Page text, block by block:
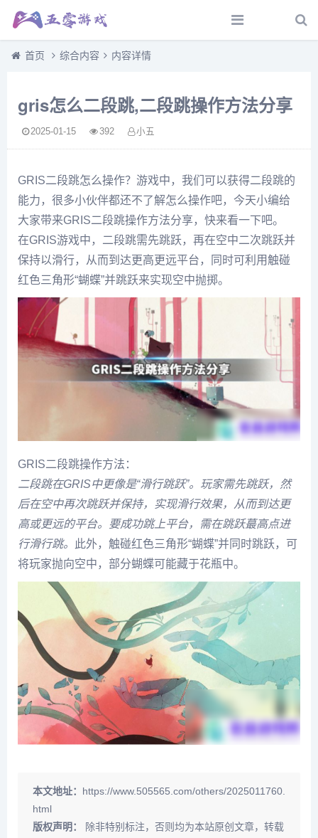
首页 综合内容 内容详情
gris怎么二段跳,二段跳操作方法分享
2025-01-15 392 小五
GRIS二段跳怎么操作？游戏中，我们可以获得二段跳的
能力，很多小伙伴都还不了解怎么操作吧，今天小编给
大家带来GRIS二段跳操作方法分享，快来看一下吧。
在GRIS游戏中，二段跳需先跳跃，再在空中二次跳跃并
保持以滑行，从而到达更高更远平台，同时可利用触碰
红色三角形“蝴蝶”并跳跃来实现空中抛掷。
GRIS二段跳操作方法：
二段跳在GRIS中更像是“滑行跳跃”。玩家需先跳跃，然
后在空中再次跳跃并保持，实现滑行效果，从而到达更
高或更远的平台。要成功跳上平台，需在跳跃蕞高点进
行滑行跳。
此外，触碰红色三角形“蝴蝶”并同时跳跃，可
将玩家抛向空中，部分蝴蝶可能藏于花瓶中。
本文地址： https://www.505565.com/others/2025011760.
html
版权声明：
除非特别标注，否则均为本站原创文章，转载